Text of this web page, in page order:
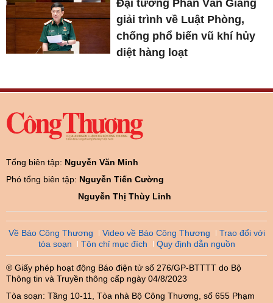
Đại tướng Phan Văn Giang
giải trình về Luật Phòng,
chống phổ biến vũ khí hủy
diệt hàng loạt
Tổng biên tập: Nguyễn Văn Minh
Phó tổng biên tập: Nguyễn Tiến Cường
Nguyễn Thị Thùy Linh
Về Báo Công Thương Video về Báo Công Thương
Trao đổi với
tòa soạn
Tôn chỉ mục đích Quy định dẫn nguồn
® Giấy phép hoạt động Báo điện tử số 276/GP-BTTTT do Bộ
Thông tin và Truyền thông cấp ngày 04/8/2023
Tòa soạn: Tầng 10-11, Tòa nhà Bộ Công Thương, số 655 Phạm